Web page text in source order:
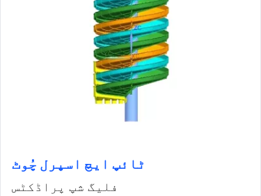
ٹائپ ایچ اسپرل چُوٹ
فلیگ شپ پراڈکٹس